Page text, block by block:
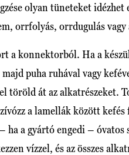
olyan tüneteket idézhet
orrfolyás, orrdugulás
a konnektorból. Ha a
puha ruhával vagy
töröld át az alkatrészeket.
a lamellák között kefés
a gyártó engedi – óvatos
vízzel, és az összes